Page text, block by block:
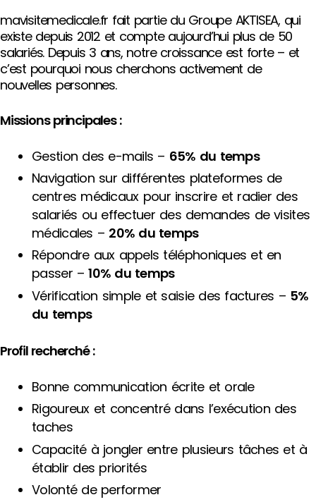
mavisitemedicale.fr fait partie du Groupe AKTISEA, qui
existe depuis 2012 et compte aujourd’hui plus de 50
salariés. Depuis 3 ans, notre croissance est forte – et
c’est pourquoi nous cherchons activement de
nouvelles personnes.
Missions principales :
Gestion des e-mails – 65% du temps
Navigation sur différentes plateformes de
centres médicaux pour inscrire et radier des
salariés ou effectuer des demandes de visites
médicales – 20% du temps
Répondre aux appels téléphoniques et en
passer –10% du temps
Vérification simple et saisie des factures – 5%
du temps
Profil recherché :
Bonne communication écrite et orale
Rigoureux et concentré dans l’exécution des
taches
Capacité à jongler entre plusieurs tâches et à
établir des priorités
Volonté de performer